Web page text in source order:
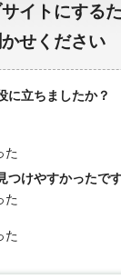
イトにする
せください
に立ちましたか？
た
つけやすかったで
た
た